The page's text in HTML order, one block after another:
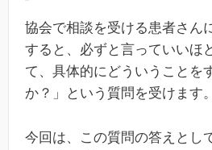
協会で相談を受ける患者さん
すると、必ずと言っていいほ
て、具体的にどういうことを
か？」という質問を受けます。
今回は、この質問の答えとし